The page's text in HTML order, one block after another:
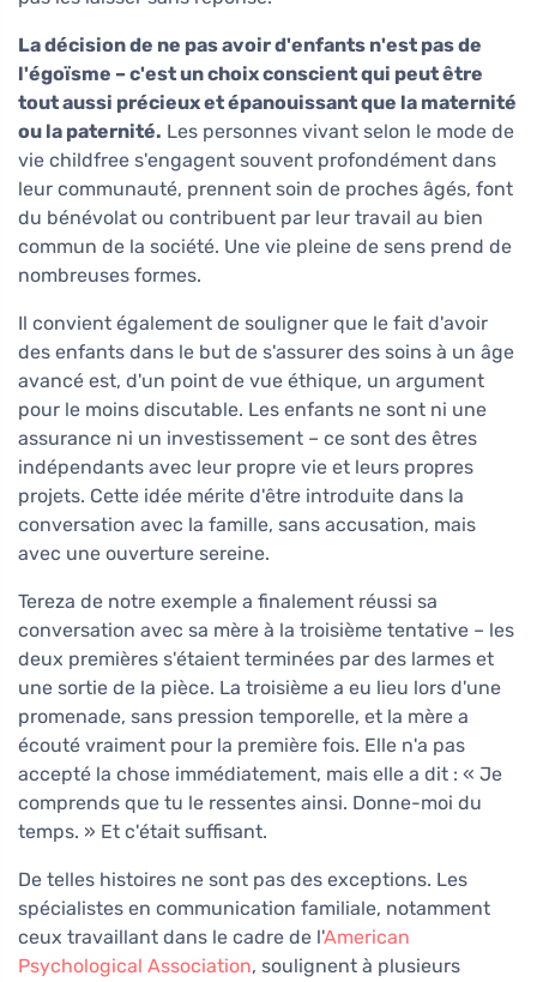
La décision de ne pas avoir d'enfants n'est pas de
l'égoïsme – c'est un choix conscient qui peut être
tout aussi précieux et épanouissant que la maternité
ou la paternité. Les personnes vivant selon le mode de
vie childfree s'engagent souvent profondément dans
leur communauté, prennent soin de proches âgés, font
du bénévolat ou contribuent par leur travail au bien
commun de la société. Une vie pleine de sens prend de
nombreuses formes.
Il convient également de souligner que le fait d'avoir
des enfants dans le but de s'assurer des soins à un âge
avancé est, d'un point de vue éthique, un argument
pour le moins discutable. Les enfants ne sont ni une
assurance ni un investissement – ce sont des êtres
indépendants avec leur propre vie et leurs propres
projets. Cette idée mérite d'être introduite dans la
conversation avec la famille, sans accusation, mais
avec une ouverture sereine.
Tereza de notre exemple a finalement réussi sa
conversation avec sa mère à la troisième tentative – les
deux premières s'étaient terminées par des larmes et
une sortie de la pièce. La troisième a eu lieu lors d'une
promenade, sans pression temporelle, et la mère a
écouté vraiment pour la première fois. Elle n'a pas
accepté la chose immédiatement, mais elle a dit : « Je
comprends que tu le ressentes ainsi. Donne-moi du
temps. » Et c'était suffisant.
De telles histoires ne sont pas des exceptions. Les
spécialistes en communication familiale, notamment
ceux travaillant dans le cadre de l'American
Psychological Association, soulignent à plusieurs